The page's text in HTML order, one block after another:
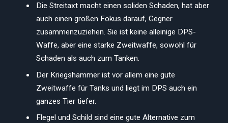
Die Streitaxt macht einen soliden Schaden, hat aber
auch einen großen Fokus darauf, Gegner
zusammenzuziehen. Sie ist keine alleinige DPS-
Waffe, aber eine starke Zweitwaffe, sowohl für
Schaden als auch zum Tanken.
Der Kriegshammer ist vor allem eine gute
Zweitwaffe für Tanks und liegt im DPS auch ein
ganzes Tier tiefer.
Flegel und Schild sind eine gute Alternative zum